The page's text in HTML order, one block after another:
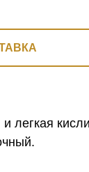
легкая